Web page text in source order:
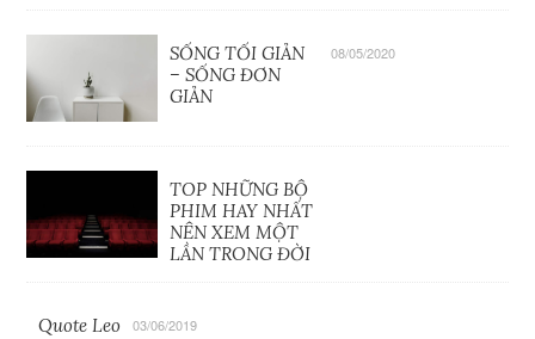
SỐNG TỐI GIẢN
– SỐNG ĐƠN
GIẢN
08/05/2020
TOP NHỮNG BỘ
PHIM HAY NHẤT
NÊN XEM MỘT
LẦN TRONG ĐỜI
Quote Leo 03/06/2019